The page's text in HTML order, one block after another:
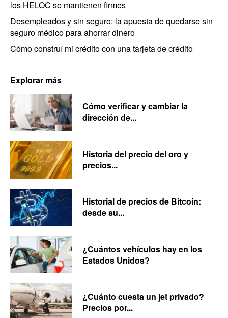
los HELOC se mantienen firmes
Desempleados y sin seguro: la apuesta de quedarse sin
seguro médico para ahorrar dinero
Cómo construí mi crédito con una tarjeta de crédito
Explorar más
Cómo verificar y cambiar la
dirección de...
Historia del precio del oro y
precios...
Historial de precios de Bitcoin:
desde su...
¿Cuántos vehículos hay en los
Estados Unidos?
¿Cuánto cuesta un jet privado?
Precios por...